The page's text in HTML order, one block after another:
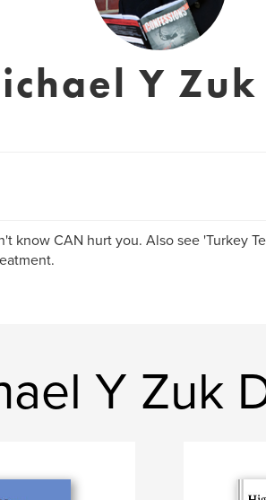
Y Zuk
know CAN hurt you. Also see 'Turkey
Y Zuk